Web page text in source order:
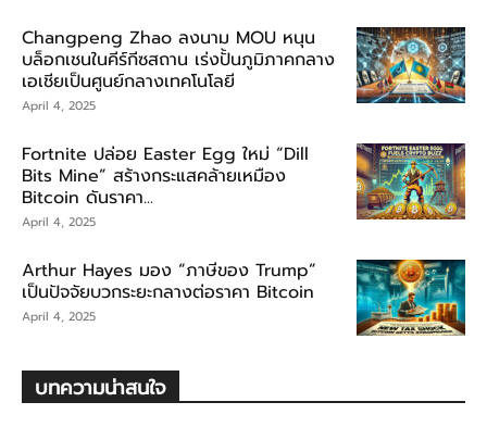
Changpeng Zhao ลงนาม MOU หนุน
บล็อกเชนในคีร์กีซสถาน เร่งปั้นภูมิภาคกลาง
เอเชียเป็นศูนย์กลางเทคโนโลยี
April 4, 2025
Fortnite ปล่อย Easter Egg ใหม่ “Dill
Bits Mine” สร้างกระแสคล้ายเหมือง
Bitcoin ดันราคา...
April 4, 2025
Arthur Hayes มอง “ภาษีของ Trump”
เป็นปัจจัยบวกระยะกลางต่อราคา Bitcoin
April 4, 2025
บทความน่าสนใจ